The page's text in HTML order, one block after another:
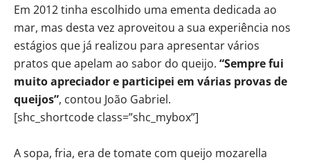
Em 2012 tinha escolhido uma ementa dedicada ao
mar, mas desta vez aproveitou a sua experiência nos
estágios que já realizou para apresentar vários
pratos que apelam ao sabor do queijo. “Sempre fui
muito apreciador e participei em várias provas de
queijos”, contou João Gabriel.
[shc_shortcode class=”shc_mybox”]
A sopa, fria, era de tomate com queijo mozarella